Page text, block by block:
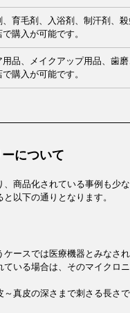
育毛剤、入浴剤、制汗剤、殺
購入が可能です。
品、メイクアップ用品、歯磨
購入が可能です。
について
商品化されている事例も少
以下の通りとなります。
ースでは医療機器とみなされ
いる場合は、そのマイクロ
真皮の深さまで刺さる長さ